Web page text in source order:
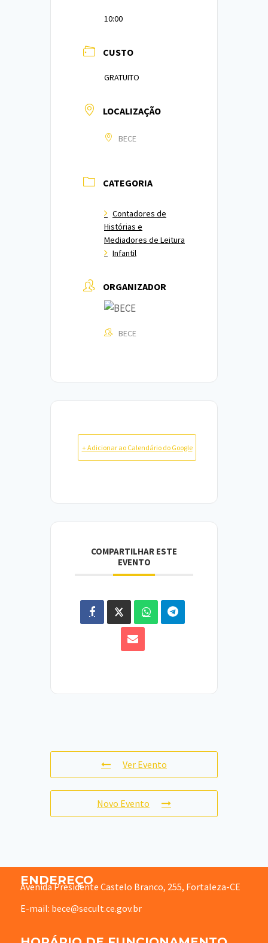
10:00
CUSTO
GRATUITO
LOCALIZAÇÃO
BECE
CATEGORIA
Contadores de
Histórias e
Mediadores de Leitura
Infantil
ORGANIZADOR
BECE
+ Adicionar ao Calendário do Google
COMPARTILHAR ESTE
EVENTO
Ver Evento
Novo Evento
ENDEREÇO
Avenida Presidente Castelo Branco, 255, Fortaleza-CE
E-mail: bece@secult.ce.gov.br